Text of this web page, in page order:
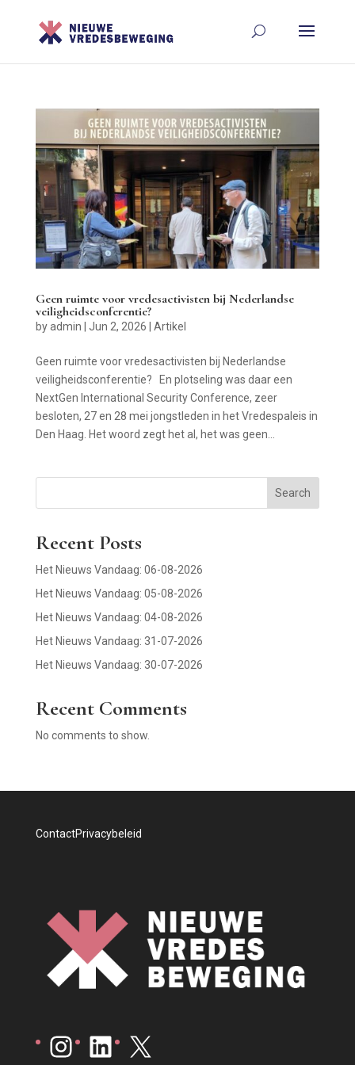
Geen ruimte voor vredesactivisten bij Nederlandse
veiligheidsconferentie?
byadmin | Jun 2, 2026 | Artikel
Geen ruimte voor vredesactivisten bij Nederlandse
veiligheidsconferentie? En plotseling was daar een
NextGen International Security Conference, zeer
besloten, 27 en 28 mei jongstleden in het Vredespaleis in
Den Haag. Het woord zegt het al, het was geen...
Search
Recent Posts
Het Nieuws Vandaag: 06-08-2026
Het Nieuws Vandaag: 05-08-2026
Het Nieuws Vandaag: 04-08-2026
Het Nieuws Vandaag: 31-07-2026
Het Nieuws Vandaag: 30-07-2026
Recent Comments
No comments to show.
ContactPrivacybeleid
Instagram
LinkedIn
X